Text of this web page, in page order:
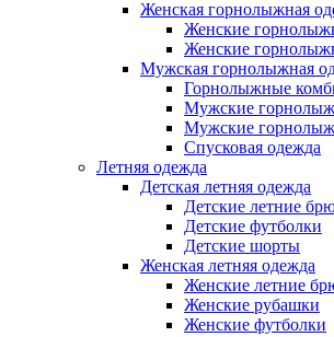
Женская горнолыжная
Женские
Женские
Мужская горнолыжная
Горнолыжные
Мужские
Мужские
Спусковая одежда
Летняя одежда
Детская летняя одежда
Детские летние
Детские футболки
Детские шорты
Женская летняя одежда
Женские летние
Женские рубашки
Женские футболки